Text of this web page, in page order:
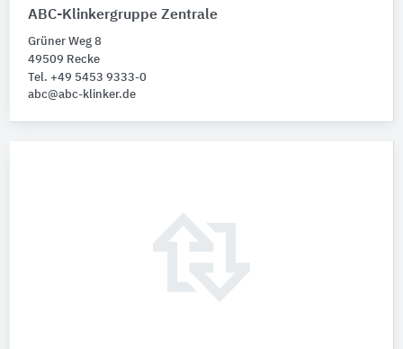
ABC-Klinkergruppe Zentrale
Grüner Weg 8
49509 Recke
Tel. +49 5453 9333-0
abc@abc-klinker.de